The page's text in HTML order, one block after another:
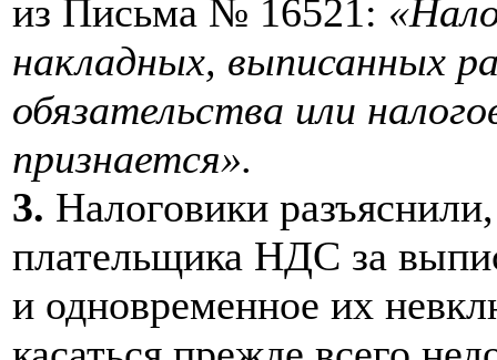
из Письма № 16521:
накладных, выписанных
обязательства или
признается».
3. Налоговики
плательщика НДС за
и одновременное их